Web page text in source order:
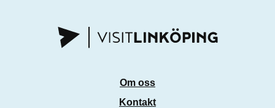
Om oss
Kontakt